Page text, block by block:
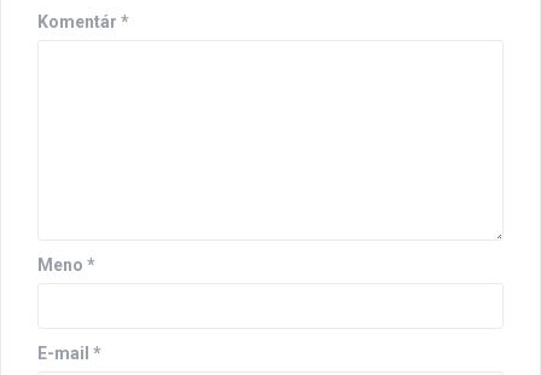
Komentár *
Meno *
E-mail *